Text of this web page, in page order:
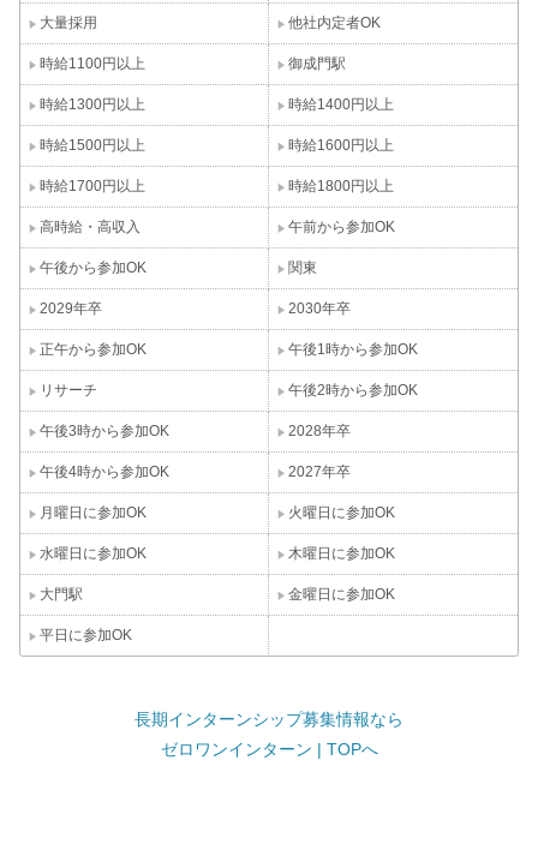
大量採用 他社内定者OK
時給1100円以上 御成門駅
時給1300円以上 時給1400円以上
時給1500円以上 時給1600円以上
時給1700円以上 時給1800円以上
高時給・高収入 午前から参加OK
午後から参加OK 関東
2029年卒 2030年卒
正午から参加OK 午後1時から参加OK
リサーチ 午後2時から参加OK
午後3時から参加OK 2028年卒
午後4時から参加OK 2027年卒
月曜日に参加OK 火曜日に参加OK
水曜日に参加OK 木曜日に参加OK
大門駅 金曜日に参加OK
平日に参加OK
長期インターンシップ募集情報なら
ゼロワンインターン | TOPへ